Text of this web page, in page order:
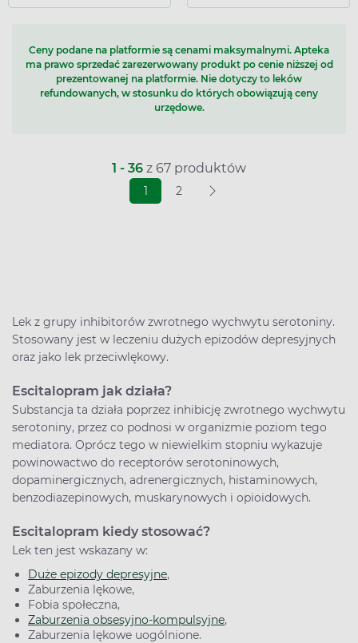
Ceny podane na platformie są cenami maksymalnymi. Apteka
ma prawo sprzedać zarezerwowany produkt po cenie niższej od
prezentowanej na platformie. Nie dotyczy to leków
refundowanych, w stosunku do których obowiązują ceny
urzędowe.
1 - 36 z 67 produktów
1 2
Lek z grupy inhibitorów zwrotnego wychwytu serotoniny.
Stosowany jest w leczeniu dużych epizodów depresyjnych
oraz jako lek przeciwlękowy.
Escitalopram jak działa?
Substancja ta działa poprzez inhibicję zwrotnego wychwytu
serotoniny, przez co podnosi w organizmie poziom tego
mediatora. Oprócz tego w niewielkim stopniu wykazuje
powinowactwo do receptorów serotoninowych,
dopaminergicznych, adrenergicznych, histaminowych,
benzodiazepinowych, muskarynowych i opioidowych.
Escitalopram kiedy stosować?
Lek ten jest wskazany w:
Duże epizody depresyjne,
Zaburzenia lękowe,
Fobia społeczna,
Zaburzenia obsesyjno-kompulsyjne,
Zaburzenia lękowe uogólnione.